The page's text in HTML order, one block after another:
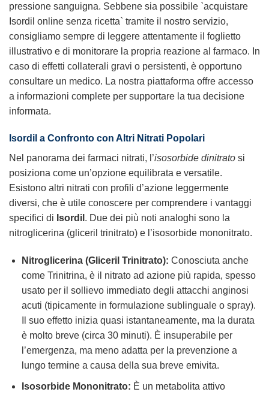
pressione sanguigna. Sebbene sia possibile `acquistare
Isordil online senza ricetta` tramite il nostro servizio,
consigliamo sempre di leggere attentamente il foglietto
illustrativo e di monitorare la propria reazione al farmaco. In
caso di effetti collaterali gravi o persistenti, è opportuno
consultare un medico. La nostra piattaforma offre accesso
a informazioni complete per supportare la tua decisione
informata.
Isordil a Confronto con Altri Nitrati Popolari
Nel panorama dei farmaci nitrati, l’isosorbide dinitrato si
posiziona come un’opzione equilibrata e versatile.
Esistono altri nitrati con profili d’azione leggermente
diversi, che è utile conoscere per comprendere i vantaggi
specifici di Isordil . Due dei più noti analoghi sono la
nitroglicerina (gliceril trinitrato) e l’isosorbide mononitrato.
Nitroglicerina (Gliceril Trinitrato): Conosciuta anche
come Trinitrina, è il nitrato ad azione più rapida, spesso
usato per il sollievo immediato degli attacchi anginosi
acuti (tipicamente in formulazione sublinguale o spray).
Il suo effetto inizia quasi istantaneamente, ma la durata
è molto breve (circa 30 minuti). È insuperabile per
l’emergenza, ma meno adatta per la prevenzione a
lungo termine a causa della sua breve emivita.
Isosorbide Mononitrato: È un metabolita attivo